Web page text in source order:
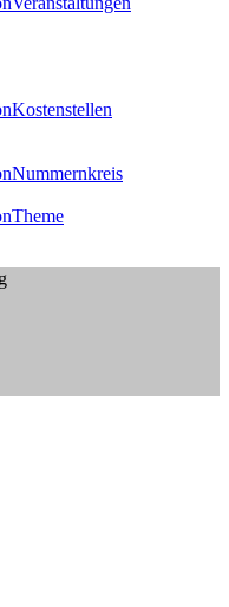
Kostenstellen
Nummernkreis
Theme